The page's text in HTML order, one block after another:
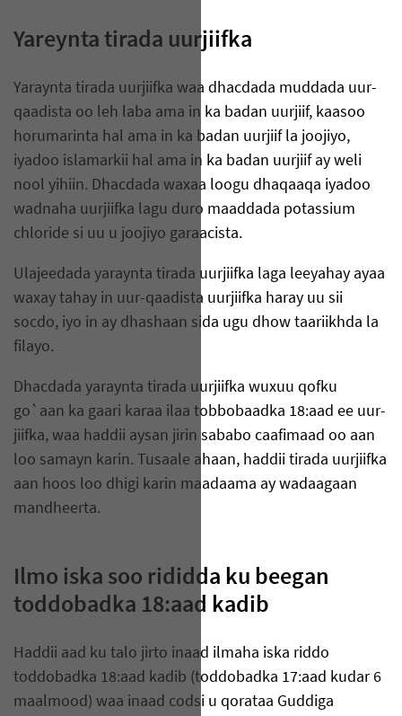
Yareynta tirada uurjiifka
Yaraynta tirada uurjiifka waa dhacdada muddada uur-
qaadista oo leh laba ama in ka badan uurjiif, kaasoo
horumarinta hal ama in ka badan uurjiif la joojiyo,
iyadoo islamarkii hal ama in ka badan uurjiif ay weli
nool yihiin. Dhacdada waxaa loogu dhaqaaqa iyadoo
wadnaha uurjiifka lagu duro maaddada potassium
chloride si uu u joojiyo garaacista.
Ulajeedada yaraynta tirada uurjiifka laga leeyahay ayaa
waxay tahay in uur-qaadista uurjiifka haray uu sii
socdo, iyo in ay dhashaan sida ugu dhow taariikhda la
filayo.
Dhacdada yaraynta tirada uurjiifka wuxuu qofku
go`aan ka gaari karaa ilaa tobbobaadka 18:aad ee uur-
jiifka, waa haddii aysan jirin sababo caafimaad oo aan
loo samayn karin. Tusaale ahaan, haddii tirada uurjiifka
aan hoos loo dhigi karin maadaama ay wadaagaan
mandheerta.
Ilmo iska soo rididda ku beegan
toddobadka 18:aad kadib
Haddii aad ku talo jirto inaad ilmaha iska riddo
toddobadka 18:aad kadib (toddobadka 17:aad kudar 6
maalmood) waa inaad codsi u qorataa Guddiga